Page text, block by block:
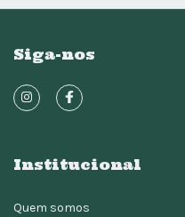
Siga-nos
Institucional
Quem somos